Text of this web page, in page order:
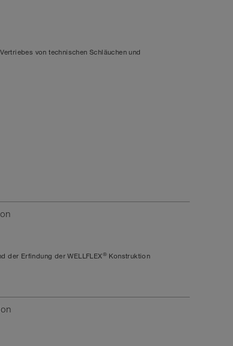
von technischen Schläuchen und
der Erfindung derWELLFLEX® Konstruktion